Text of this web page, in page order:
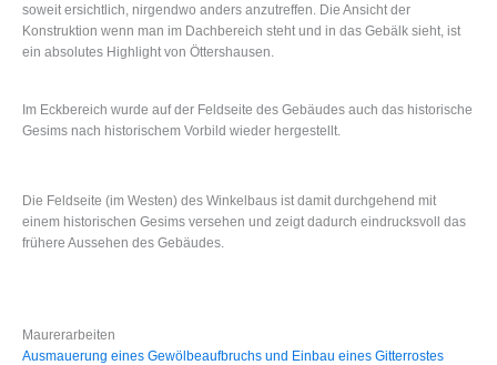
soweit ersichtlich, nirgendwo anders anzutreffen. Die Ansicht der
Konstruktion wenn man im Dachbereich steht und in das Gebälk sieht, ist
ein absolutes Highlight von Öttershausen.
Im Eckbereich wurde auf der Feldseite des Gebäudes auch das historische
Gesims nach historischem Vorbild wieder hergestellt.
Die Feldseite (im Westen) des Winkelbaus ist damit durchgehend mit
einem historischen Gesims versehen und zeigt dadurch eindrucksvoll das
frühere Aussehen des Gebäudes.
Maurerarbeiten
Ausmauerung eines Gewölbeaufbruchs und Einbau eines Gitterrostes